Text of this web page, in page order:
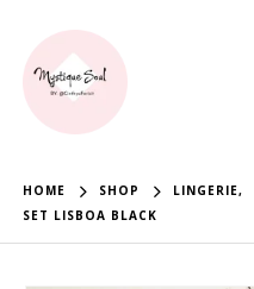
HOME SHOP LINGERIE,
SET LISBOA BLACK